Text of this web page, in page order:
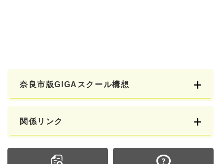
奈良市版GIGAスクール構想
関係リンク